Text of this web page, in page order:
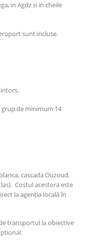
in Agdz si in cheile
sunt incluse.
de minimum 14
cascada Ouzoud,
Costul acestora este
la agenția locală în
transportul la obiective